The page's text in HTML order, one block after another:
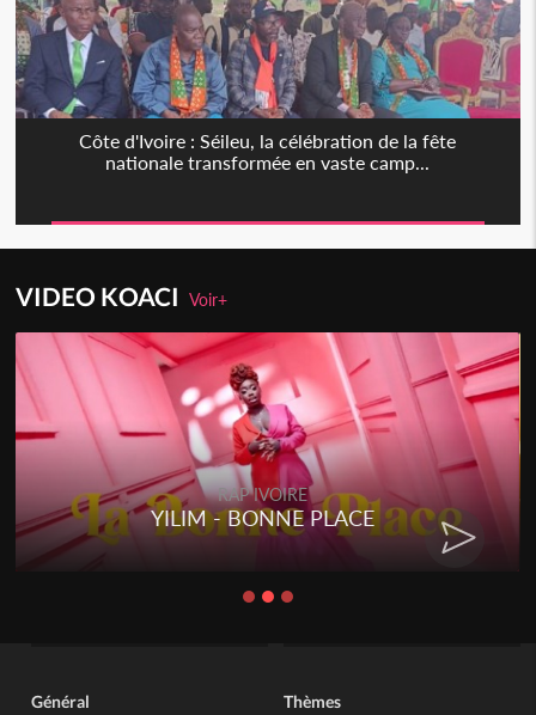
Côte d'Ivoire : Séileu, la célébration de la fête
nationale transformée en vaste camp...
VIDEO KOACIVoir+
RAP IVOIRE
YILIM - BONNE PLACE
Général Thèmes